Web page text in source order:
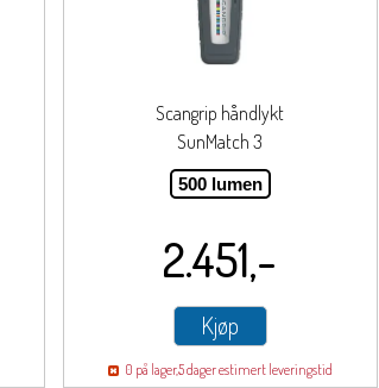
Scangrip håndlykt
SunMatch 3
500 lumen
2.451,-
Kjøp
0 på lager,5 dager estimert leveringstid